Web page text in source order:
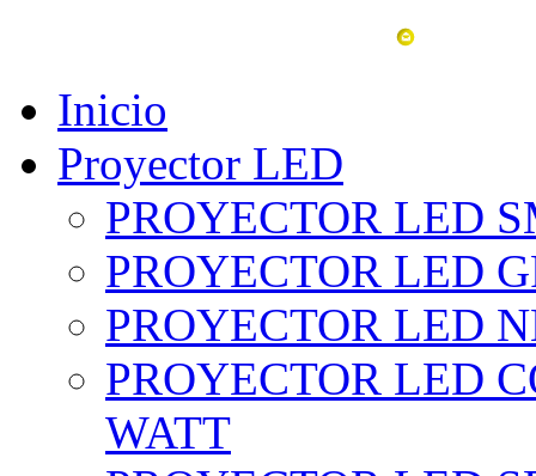
Inicio
Proyector LED
PROYECTOR LED
PROYECTOR LED
PROYECTOR LED
PROYECTOR LED
WATT